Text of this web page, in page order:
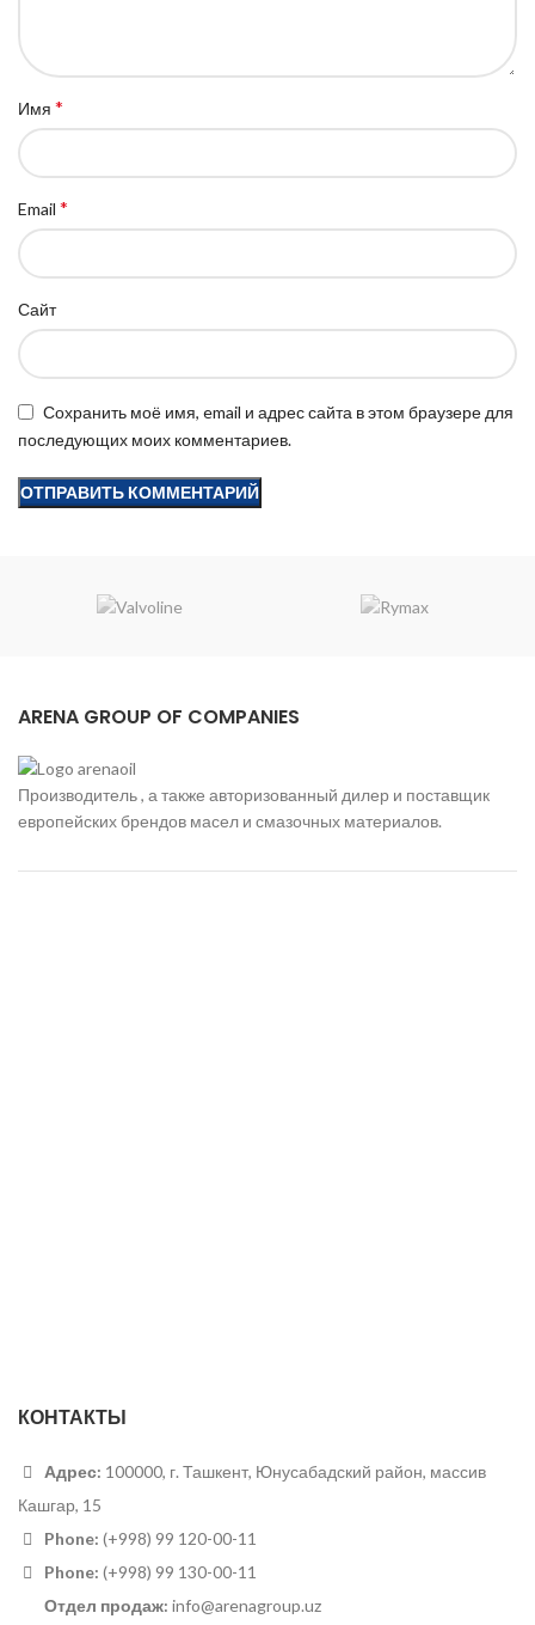
Имя *
Email *
Сайт
Сохранить моё имя, email и адрес сайта в этом браузере для
последующих моих комментариев.
ARENA GROUP OF COMPANIES
Производитель , а также авторизованный дилер и поставщик
европейских брендов масел и смазочных материалов.
КОНТАКТЫ
Адрес: 100000, г. Ташкент, Юнусабадский район, массив
Кашгар, 15
Phone: (+998) 99 120-00-11
Phone: (+998) 99 130-00-11
Отдел продаж: info@arenagroup.uz